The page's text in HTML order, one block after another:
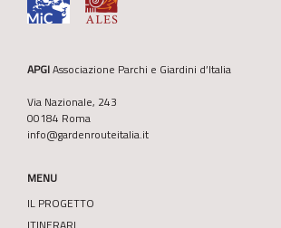
APGIAssociazione Parchi e Giardini d’Italia
Via Nazionale, 243
00184 Roma
info@gardenrouteitalia.it
MENU
IL PROGETTO